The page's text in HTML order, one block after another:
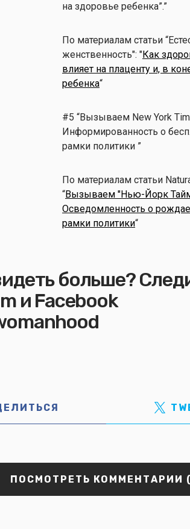
на здоровье ребенка”.”
По материалам статьи
женственность": "Как
влияет на плаценту и, в
ребенка“
#5 “Вызываем New York
Информированность о
рамки политики ”
По материалам статьи
“Вызываем "Нью-Йорк
Осведомленность о
рамки политики“
больше?
и Facebook
ПОСМОТРЕТЬ КОММЕНТАРИИ